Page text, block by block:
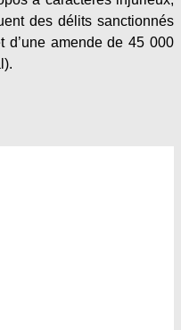
des délits sanctionnés
d’une amende de 45 000